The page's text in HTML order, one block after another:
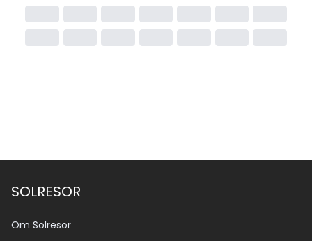
SOLRESOR
Om Solresor